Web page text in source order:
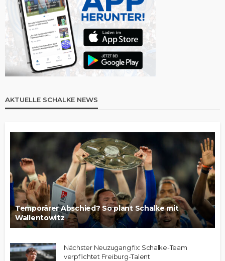
AKTUELLE SCHALKE NEWS
Temporärer Abschied? So plant Schalke mit
Wallentowitz
Nächster Neuzugang fix: Schalke-Team
verpflichtet Freiburg-Talent